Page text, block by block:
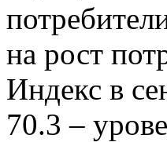
на рост
Индекс в
70.3 –